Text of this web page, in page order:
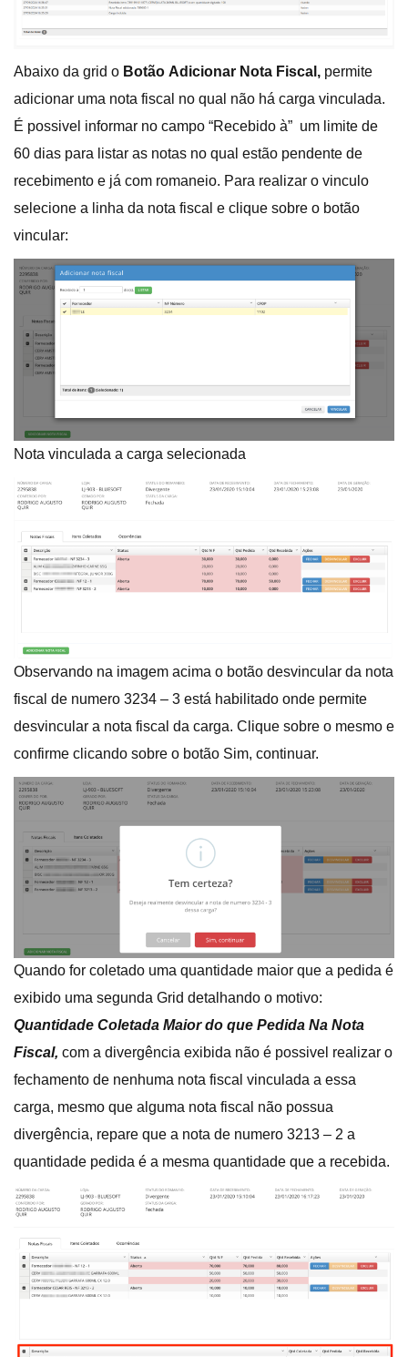
Abaixo da grid o Botão Adicionar Nota Fiscal, permite
adicionar uma nota fiscal no qual não há carga vinculada.
É possivel informar no campo “Recebido à” um limite de
60 dias para listar as notas no qual estão pendente de
recebimento e já com romaneio. Para realizar o vinculo
selecione a linha da nota fiscal e clique sobre o botão
vincular:
Nota vinculada a carga selecionada
Observando na imagem acima o botão desvincular da nota
fiscal de numero 3234 – 3 está habilitado onde permite
desvincular a nota fiscal da carga. Clique sobre o mesmo e
confirme clicando sobre o botão Sim, continuar.
Quando for coletado uma quantidade maior que a pedida é
exibido uma segunda Grid detalhando o motivo:
Quantidade Coletada Maior do que Pedida Na Nota
Fiscal, com a divergência exibida não é possivel realizar o
fechamento de nenhuma nota fiscal vinculada a essa
carga, mesmo que alguma nota fiscal não possua
divergência, repare que a nota de numero 3213 – 2 a
quantidade pedida é a mesma quantidade que a recebida.